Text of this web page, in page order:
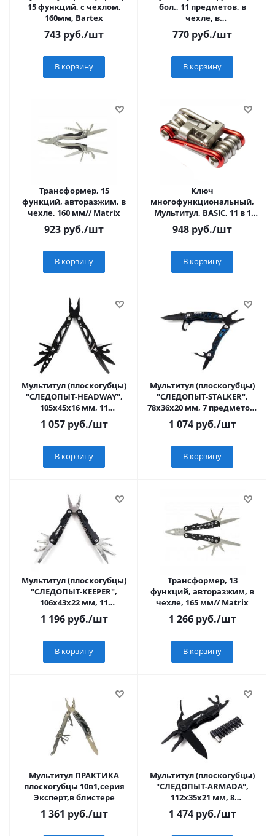
15 функций, с чехлом,
160мм, Bartex
743 руб./шт
В корзину
бол., 11 предметов, в
чехле, в
коробке/48/60/120/
770 руб./шт
В корзину
Трансформер, 15
функций, авторазжим, в
чехле, 160 мм// Matrix
923 руб./шт
В корзину
Ключ
многофункциональный,
Мультитул, BASIC, 11 в 1
(2/2.5/3/4/5/6/8
mm/PH2/Flat/T25), С
948 руб./шт
В корзину
Мультитул (плоскогубцы)
"СЛЕДОПЫТ-HEADWAY",
105х45х16 мм, 11
предметов, в чехле, на
блистере/40/
1 057руб./шт
В корзину
Мультитул (плоскогубцы)
"СЛЕДОПЫТ-STALKER",
78х36х20 мм, 7 предметов,
в чехле, на
блистере/40/20/
1 074руб./шт
В корзину
Мультитул (плоскогубцы)
"СЛЕДОПЫТ-KEEPER",
106х43х22 мм, 11
предметов, в чехле, на
блистере/20/
1 196руб./шт
В корзину
Трансформер, 13
функций, авторазжим, в
чехле, 165 мм// Matrix
1 266руб./шт
В корзину
Мультитул ПРАКТИКА
плоскогубцы 10в1,серия
Эксперт,в блистере
1 361 руб./шт
Мультитул (плоскогубцы)
"СЛЕДОПЫТ-ARMADA",
112х35х21 мм, 8
предметов, с набором
бит, в чехле, на бли
1 474руб./шт